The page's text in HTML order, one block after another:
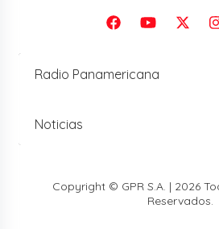
Radio Panamericana
Noticias
Copyright © GPR S.A. | 2026
Reservados.